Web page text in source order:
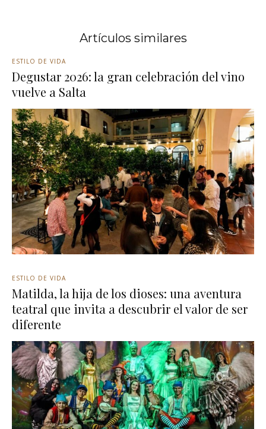
Artículos similares
ESTILO DE VIDA
Degustar 2026: la gran celebración del vino
vuelve a Salta
ESTILO DE VIDA
Matilda, la hija de los dioses: una aventura
teatral que invita a descubrir el valor de ser
diferente